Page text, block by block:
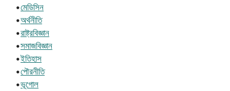
•মেডিসিন
•অর্থনীতি
•রাষ্ট্রবিজ্ঞান
•সমাজবিজ্ঞান
•ইতিহাস
•পৌরনীতি
•ভূগোল